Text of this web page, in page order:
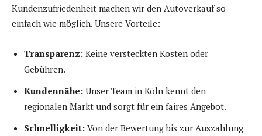
Kundenzufriedenheit machen wir den Autoverkauf so
einfach wie möglich. Unsere Vorteile:
Transparenz: Keine versteckten Kosten oder
Gebühren.
Kundennähe: Unser Team in Köln kennt den
regionalen Markt und sorgt für ein faires Angebot.
Schnelligkeit: Von der Bewertung bis zur Auszahlung